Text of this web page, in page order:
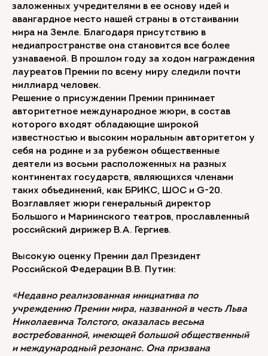
заложенных учредителями в ее основу идей и
авангардное место нашей страны в отстаивании
мира на Земле. Благодаря присутствию в
медиапространстве она становится все более
узнаваемой. В прошлом году за ходом награждения
лауреатов Премии по всему миру следили почти
миллиард человек.
Решение о присуждении Премии принимает
авторитетное международное жюри, в состав
которого входят обладающие широкой
известностью и высоким моральным авторитетом у
себя на родине и за рубежом общественные
деятели из восьми расположенных на разных
континентах государств, являющихся членами
таких объединений, как БРИКС, ШОС и G-20.
Возглавляет жюри генеральный директор
Большого и Мариинского театров, прославленный
российский дирижер В.А. Гергиев.
Высокую оценку Премии дал Президент
Российской Федерации В.В. Путин:
«Недавно реализованная инициатива по
учреждению Премии мира, названной в честь Льва
Николаевича Толстого, оказалась весьма
востребованной, имеющей большой общественный
и международный резонанс. Она призвана